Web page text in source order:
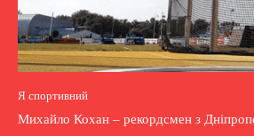
Я спортивний
Михайло Кохан – рекордсмен з